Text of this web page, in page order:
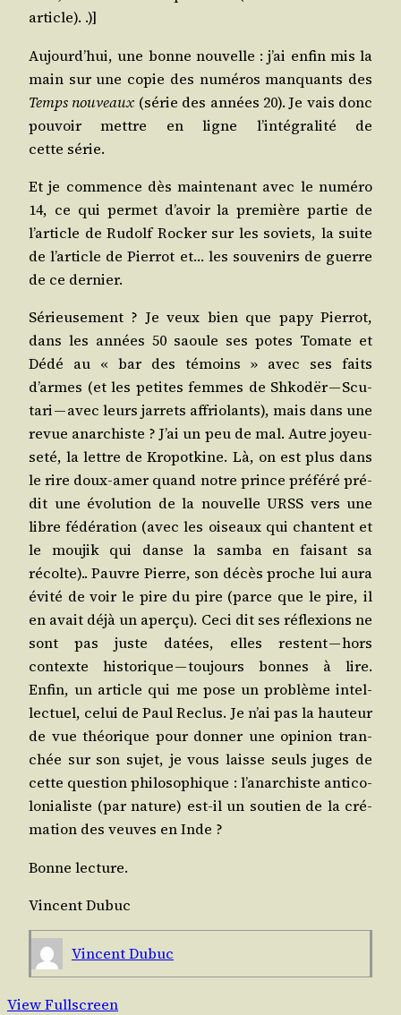
article). .)]
Aujourd’­hui, une bonne nou­velle : j’ai enfin mis la
main sur une copie des numé­ros man­quants des
Temps nou­veaux (série des années 20). Je vais donc
pou­voir mettre en ligne l’in­té­gra­li­té de
cette série.
Et je com­mence dès main­te­nant avec le numé­ro
14, ce qui per­met d’a­voir la pre­mière par­tie de
l’ar­ticle de Rudolf Rocker sur les soviets, la suite
de l’ar­ticle de Pier­rot et… les sou­ve­nirs de guerre
de ce dernier.
Sérieu­se­ment ? Je veux bien que papy Pier­rot,
dans les années 50 saoule ses potes Tomate et
Dédé au « bar des témoins » avec ses faits
d’armes (et les petites femmes de Shkodër — Scu­
ta­ri — avec leurs jar­rets affrio­lants), mais dans une
revue anar­chiste ? J’ai un peu de mal. Autre joyeu­
se­té, la lettre de Kro­pot­kine. Là, on est plus dans
le rire doux-amer quand notre prince pré­fé­ré pré­
dit une évo­lu­tion de la nou­velle URSS vers une
libre fédé­ra­tion (avec les oiseaux qui chantent et
le mou­jik qui danse la sam­ba en fai­sant sa
récolte).. Pauvre Pierre, son décès proche lui aura
évi­té de voir le pire du pire (parce que le pire, il
en avait déjà un aper­çu). Ceci dit ses réflexions ne
sont pas juste datées, elles res­tent — hors
contexte his­to­rique — tou­jours bonnes à lire.
Enfin, un article qui me pose un pro­blème intel­
lec­tuel, celui de Paul Reclus. Je n’ai pas la hau­teur
de vue théo­rique pour don­ner une opi­nion tran­
chée sur son sujet, je vous laisse seuls juges de
cette ques­tion phi­lo­so­phique : l’a­nar­chiste anti­co­
lo­nia­liste (par nature) est-il un sou­tien de la cré­
ma­tion des veuves en Inde ?
Bonne lec­ture.
Vincent Dubuc
Vincent Dubuc
View Fullscreen